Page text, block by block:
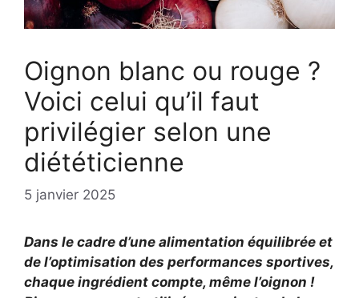
Oignon blanc ou rouge ?
Voici celui qu’il faut
privilégier selon une
diététicienne
5 janvier 2025
Dans le cadre d’une alimentation équilibrée et
de l’optimisation des performances sportives,
chaque ingrédient compte, même l’oignon !